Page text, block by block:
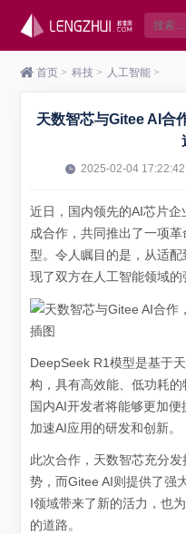
首页 > 科技 > 人工智能 >
天数智芯与Gitee AI合
2025-02-04 17:22:42
近日，国内领先的AI芯片
成合作，共同推出了一项
型。令人瞩目的是，从适
现了双方在人工智能领域的
DeepSeek R1模型是基于
构，具有高效能、低功耗
国内AI开发者将能够更加便
加速AI应用的研发和创新。
此次合作，天数智芯充分
势，而Gitee AI则提供了强
I领域带来了新的活力，也
的道路。